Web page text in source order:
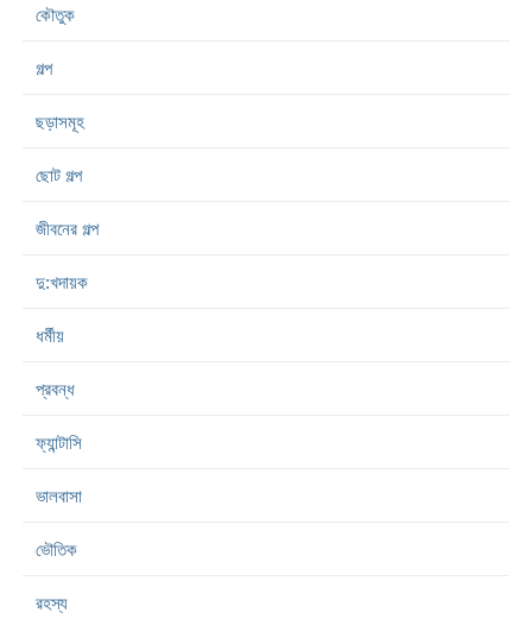
কৌতুক
গল্প
ছড়াসমূহ
ছোট গল্প
জীবনের গল্প
দু:খদায়ক
ধর্মীয়
প্রবন্ধ
ফ্যান্টাসি
ভালবাসা
ভৌতিক
রহস্য